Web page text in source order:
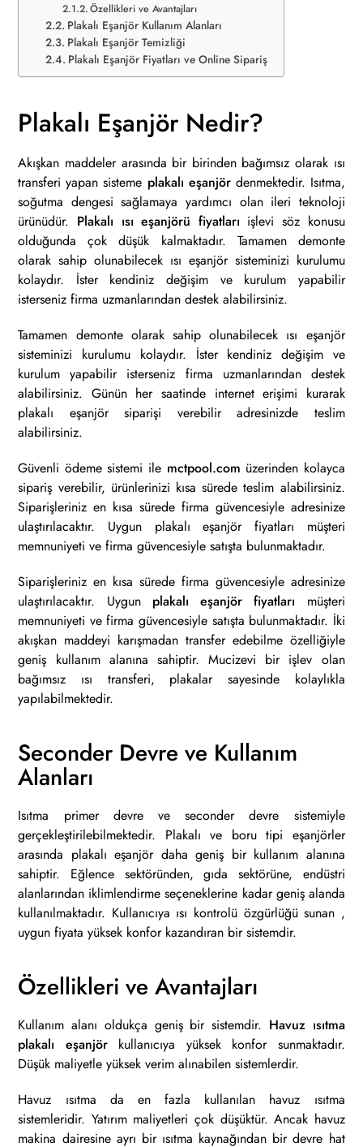
Özellikleri ve Avantajları
Plakalı Eşanjör Kullanım Alanları
Plakalı Eşanjör Temizliği
Plakalı Eşanjör Fiyatları ve Online Sipariş
Plakalı Eşanjör Nedir?
Akışkan maddeler arasında bir birinden bağımsız olarak ısı
transferi yapan sisteme plakalı eşanjördenmektedir. Isıtma,
soğutma dengesi sağlamaya yardımcı olan ileri teknoloji
ürünüdür. Plakalı ısı eşanjörü fiyatları işlevi söz konusu
olduğunda çok düşük kalmaktadır. Tamamen demonte
olarak sahip olunabilecek ısı eşanjör sisteminizi kurulumu
kolaydır. İster kendiniz değişim ve kurulum yapabilir
isterseniz firma uzmanlarından destek alabilirsiniz.
Tamamen demonte olarak sahip olunabilecek ısı eşanjör
sisteminizi kurulumu kolaydır. İster kendiniz değişim ve
kurulum yapabilir isterseniz firma uzmanlarından destek
alabilirsiniz. Günün her saatinde internet erişimi kurarak
plakalı eşanjör siparişi verebilir adresinizde teslim
alabilirsiniz.
Güvenli ödeme sistemi ile mctpool.com üzerinden kolayca
sipariş verebilir, ürünlerinizi kısa sürede teslim alabilirsiniz.
Siparişleriniz en kısa sürede firma güvencesiyle adresinize
ulaştırılacaktır. Uygun plakalı eşanjör fiyatları müşteri
memnuniyeti ve firma güvencesiyle satışta bulunmaktadır.
Siparişleriniz en kısa sürede firma güvencesiyle adresinize
ulaştırılacaktır. Uygun plakalı eşanjör fiyatları müşteri
memnuniyeti ve firma güvencesiyle satışta bulunmaktadır. İki
akışkan maddeyi karışmadan transfer edebilme özelliğiyle
geniş kullanım alanına sahiptir. Mucizevi bir işlev olan
bağımsız ısı transferi, plakalar sayesinde kolaylıkla
yapılabilmektedir.
Seconder Devre ve Kullanım
Alanları
Isıtma primer devre ve seconder devre sistemiyle
gerçekleştirilebilmektedir. Plakalı ve boru tipi eşanjörler
arasında plakalı eşanjör daha geniş bir kullanım alanına
sahiptir. Eğlence sektöründen, gıda sektörüne, endüstri
alanlarından iklimlendirme seçeneklerine kadar geniş alanda
kullanılmaktadır. Kullanıcıya ısı kontrolü özgürlüğü sunan ,
uygun fiyata yüksek konfor kazandıran bir sistemdir.
Özellikleri ve Avantajları
Kullanım alanı oldukça geniş bir sistemdir. Havuz ısıtma
plakalı eşanjörkullanıcıya yüksek konfor sunmaktadır.
Düşük maliyetle yüksek verim alınabilen sistemlerdir.
Havuz ısıtma da en fazla kullanılan havuz ısıtma
sistemleridir. Yatırım maliyetleri çok düşüktür. Ancak havuz
makina dairesine ayrı bir ısıtma kaynağından bir devre hat